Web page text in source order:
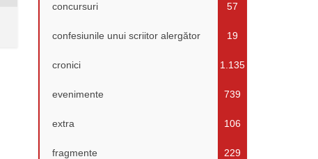
concursuri 57
confesiunile unui scriitor alergător 19
cronici 1.135
evenimente 739
extra 106
fragmente 229